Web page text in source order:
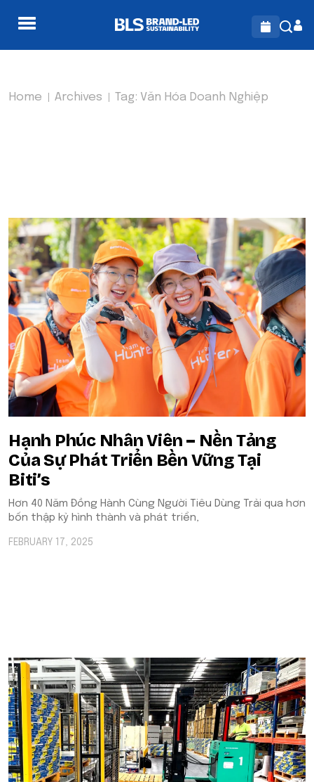
Home Archives Tag: Văn Hóa Doanh Nghiệp
Hạnh Phúc Nhân Viên – Nền Tảng
Của Sự Phát Triển Bền Vững Tại
Biti’s
Hơn 40 Năm Đồng Hành Cùng Người Tiêu Dùng Trải qua hơn
bốn thập kỷ hình thành và phát triển,
FEBRUARY 17, 2025